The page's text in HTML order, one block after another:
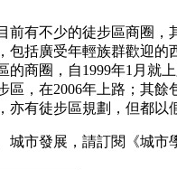
前有不少的徒步區商圈，
包括廣受年輕族群歡迎的
的商圈，自1999年1月就
區，在2006年上路；其餘
亦有徒步區規劃，但都以
城市發展，請訂閱《城市